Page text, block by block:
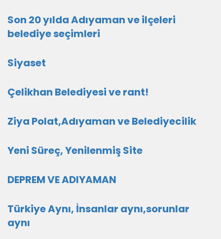
Son 20 yılda Adıyaman ve ilçeleri
belediye seçimleri
Siyaset
Çelikhan Belediyesi ve rant!
Ziya Polat,Adıyaman ve Belediyecilik
Yeni Süreç, Yenilenmiş Site
DEPREM VE ADIYAMAN
Türkiye Aynı, İnsanlar aynı,sorunlar
aynı